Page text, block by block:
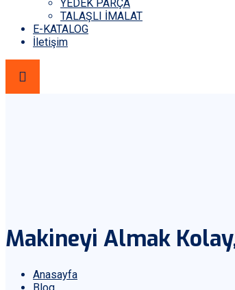
YEDEK PARÇA
TALAŞLI İMALAT
E-KATALOG
İletişim
Makineyi Almak
Anasayfa